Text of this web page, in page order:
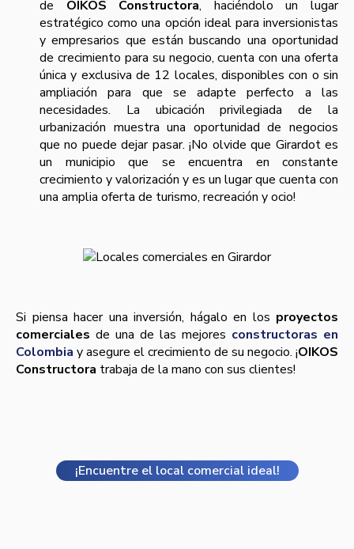
de OIKOS Constructora, haciéndolo un lugar
estratégico como una opción ideal para inversionistas
y empresarios que están buscando una oportunidad
de crecimiento para su negocio, cuenta con una oferta
única y exclusiva de 12 locales, disponibles con o sin
ampliación para que se adapte perfecto a las
necesidades. La ubicación privilegiada de la
urbanización muestra una oportunidad de negocios
que no puede dejar pasar. ¡No olvide que Girardot es
un municipio que se encuentra en constante
crecimiento y valorización y es un lugar que cuenta con
una amplia oferta de turismo, recreación y ocio!
Si piensa hacer una inversión, hágalo en los proyectos
comerciales de una de las mejores constructoras en
Colombia y asegure el crecimiento de su negocio. ¡OIKOS
Constructora trabaja de la mano con sus clientes!
¡Encuentre el local comercial ideal!